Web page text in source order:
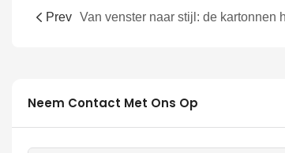
Prev
Neem Contact Met Ons Op